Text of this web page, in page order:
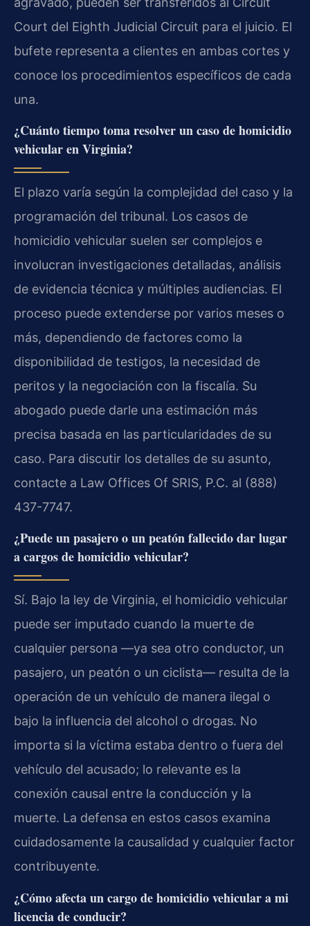
Court del Eighth Judicial Circuit para el juicio. El
bufete representa a clientes en ambas cortes y
conoce los procedimientos específicos de cada
una.
¿Cuánto tiempo toma resolver un caso de homicidio
vehicular en Virginia?
El plazo varía según la complejidad del caso y la
programación del tribunal. Los casos de
homicidio vehicular suelen ser complejos e
involucran investigaciones detalladas, análisis
de evidencia técnica y múltiples audiencias. El
proceso puede extenderse por varios meses o
más, dependiendo de factores como la
disponibilidad de testigos, la necesidad de
peritos y la negociación con la fiscalía. Su
abogado puede darle una estimación más
precisa basada en las particularidades de su
caso. Para discutir los detalles de su asunto,
contacte a Law Offices Of SRIS, P.C. al (888)
437-7747.
¿Puede un pasajero o un peatón fallecido dar lugar
a cargos de homicidio vehicular?
Sí. Bajo la ley de Virginia, el homicidio vehicular
puede ser imputado cuando la muerte de
cualquier persona —ya sea otro conductor, un
pasajero, un peatón o un ciclista— resulta de la
operación de un vehículo de manera ilegal o
bajo la influencia del alcohol o drogas. No
importa si la víctima estaba dentro o fuera del
vehículo del acusado; lo relevante es la
conexión causal entre la conducción y la
muerte. La defensa en estos casos examina
cuidadosamente la causalidad y cualquier factor
contribuyente.
¿Cómo afecta un cargo de homicidio vehicular a mi
licencia de conducir?